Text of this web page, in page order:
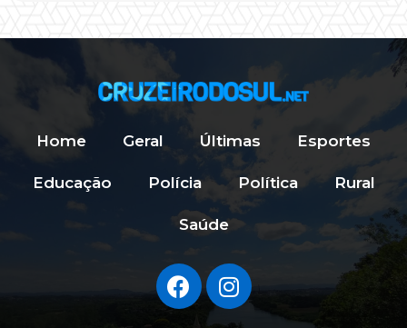
Home Geral Últimas Esportes
Educação Polícia Política Rural
Saúde